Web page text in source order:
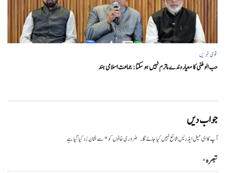
قومی خبریں
حب الوطنی کا معیار وندے ماترم نہیں ہو سکتا : جماعت اسلامی ہند
جواب دیں
آپ کا ای میل ایڈریس شائع نہیں کیا جائے گا۔ ضروری خانوں کو*سے نشان زد کیا گیا ہے
تبصرہ*